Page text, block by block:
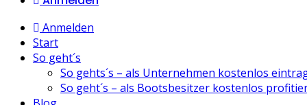
Anmelden
Start
So geht´s
So gehts´s – als Unternehmen kostenlos
So geht´s – als Bootsbesitzer kostenlos